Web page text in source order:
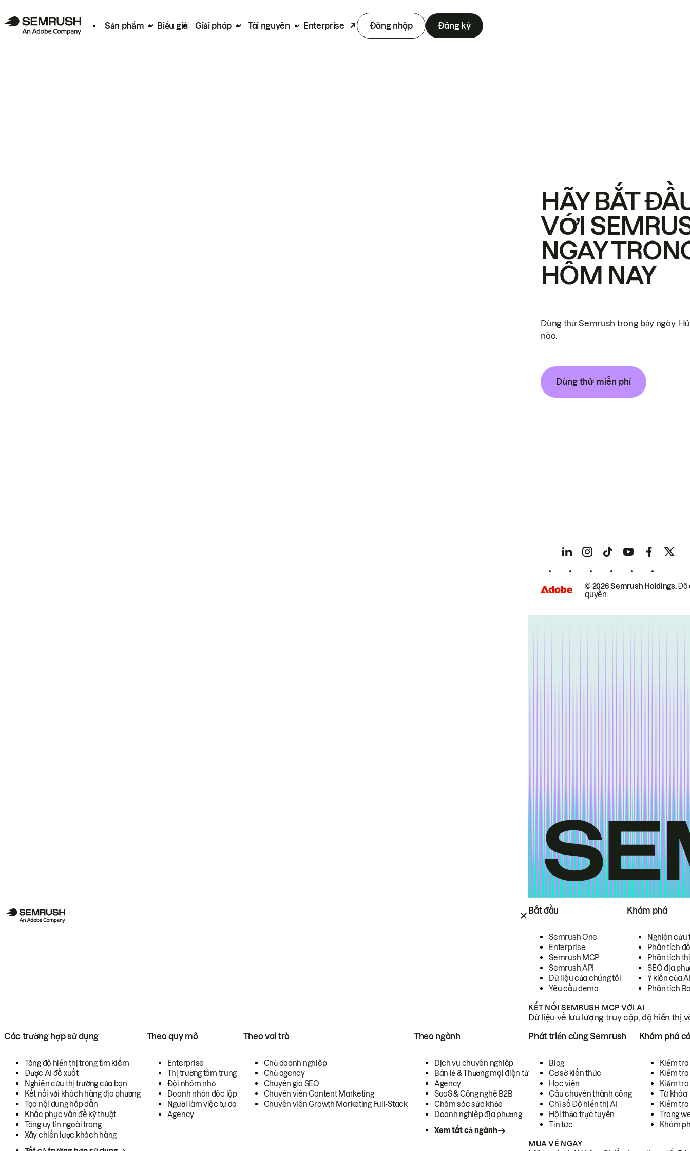
Sản phẩm Biểu giá Giải pháp Tài nguyên Enterprise Đăng nhập Đăng ký
Bắt đầu
Semrush One
Enterprise
Semrush MCP
Semrush API
Dữ liệu của chúng tôi
Yêu cầu demo
Khám phá
Nghiên cứu
Phân tích
Phân tích
SEO địa
Ý kiến của
Phân tích
KẾT NỐI SEMRUSH MCP VỚI AI
Dữ liệu về lưu lượng truy cập, độ hiển thị
Các trường hợp sử dụng
Tăng độ hiển thị trong tìm kiếm
Được AI đề xuất
Nghiên cứu thị trường của bạn
Kết nối với khách hàng địa phương
Tạo nội dung hấp dẫn
Khắc phục vấn đề kỹ thuật
Tăng uy tín ngoài trang
Xây chiến lược khách hàng
Theo quy mô
Enterprise
Thị trường tầm trung
Đội nhóm nhỏ
Doanh nhân độc lập
Người làm việc tự do
Agency
Theo vai trò
Chủ doanh nghiệp
Chủ agency
Chuyên gia SEO
Chuyên viên Content Marketing
Chuyên viên Growth Marketing Full-Stack
Theo ngành
Dịch vụ chuyên nghiệp
Bán lẻ & Thương mại điện tử
Agency
SaaS & Công nghệ B2B
Chăm sóc sức khỏe
Doanh nghiệp địa phương
Xem tất cả ngành
Phát triển cùng Semrush
Blog
Cơ sở kiến thức
Học viện
Câu chuyên thành công
Chỉ số Độ hiển thị AI
Hội thảo trực tuyến
Tin tức
Khám phá
Kiểm
Kiểm tra
Kiểm
Từ khóa
Kiểm
Trang
Khám
MUA VÉ NGAY
HÃY BẮT
VỚI
NGAY
HÔM NAY
Dùng thử Semrush trong bảy ngày.
nào.
Dùng thử miễn phí
© 2026 Semrush Holdings.Đã
quyền.